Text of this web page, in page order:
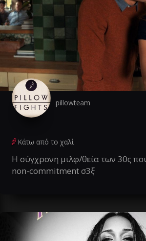
pillowteam
Κάτω από το χαλί
Η σύγχρονη μιλφ/θεία των 30ς
non-commitment σ3ξ